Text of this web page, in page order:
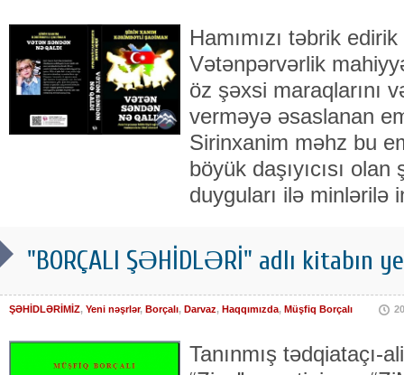
Hamımızı təbrik
Vətənpərvərlik
öz şəxsi maraqlarını
verməyə əsaslanan
Sirinxanim məhz bu
böyük daşıyıcısı
duyguları ilə minlərilə
"BORÇALI ŞƏHİDLƏRİ" adlı kitabın
ŞƏHİDLƏRİMİZ, Yeni nəşrlər, Borçalı, Darvaz, Haqqımızda, Müşfiq Borçalı
Tanınmış tədqiataçı-